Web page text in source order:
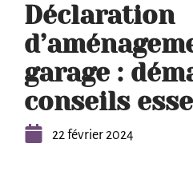
Déclaration
garage :
conseils
22 février 2024